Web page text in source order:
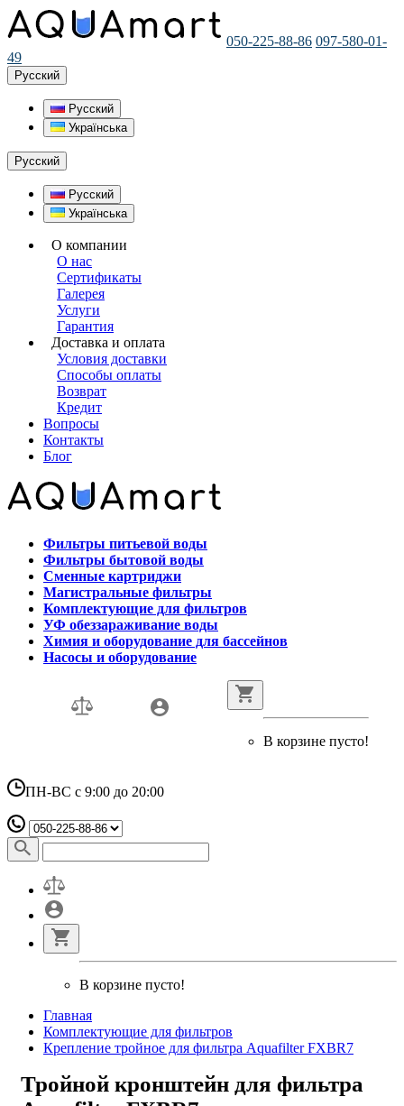
050-225-88-86 097-580-01-
49
Русский
Русский
Українська
Русский
Русский
Українська
О компании
О нас
Сертификаты
Галерея
Услуги
Гарантия
Доставка и оплата
Условия доставки
Способы оплаты
Возврат
Кредит
Вопросы
Контакты
Блог
Фильтры питьевой воды
Фильтры бытовой воды
Сменные картриджи
Магистральные фильтры
Комплектующие для фильтров
УФ обеззараживание воды
Химия и оборудование для бассейнов
Насосы и оборудование
В корзине пусто!
ПН-ВС с 9:00 до 20:00
В корзине пусто!
Главная
Комплектующие для фильтров
Крепление тройное для фильтра Aquafilter FXBR7
Тройной кронштейн для фильтра